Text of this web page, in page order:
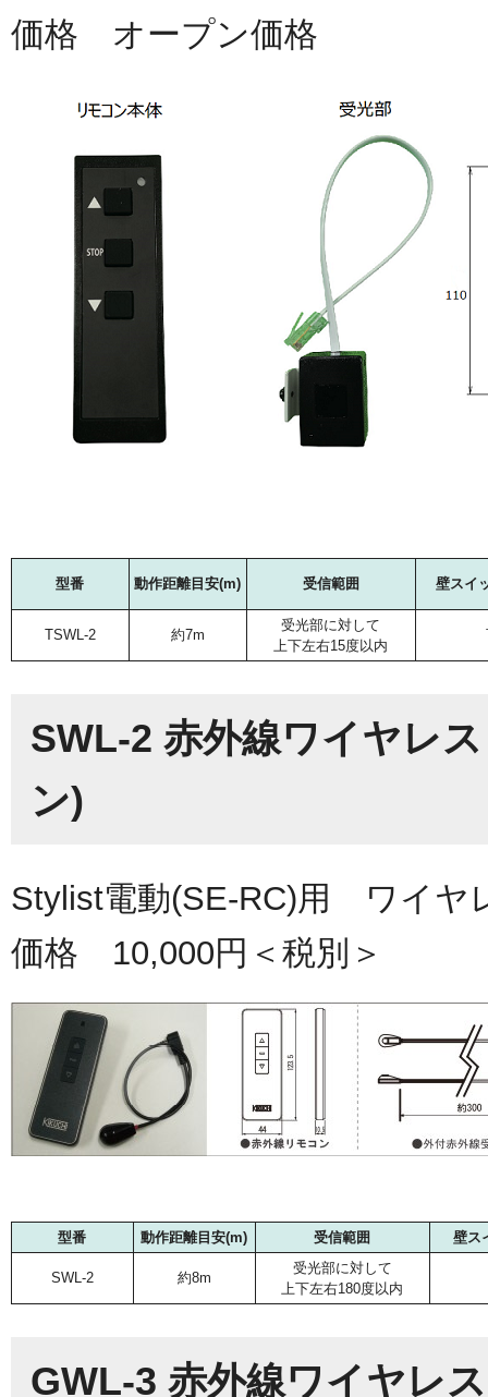
価格 オープン価格
型番 動作距離目安(m) 受信範囲 壁スイ
TSWL-2 約7m
受光部に対して
上下左右15度以内
SWL-2 赤外線ワイヤレ
ン)
Stylist電動(SE-RC)用 ワイヤ
価格 10,000円＜税別＞
型番 動作距離目安(m) 受信範囲 壁ス
SWL-2 約8m
受光部に対して
上下左右180度以内
GWL-3 赤外線ワイヤレ